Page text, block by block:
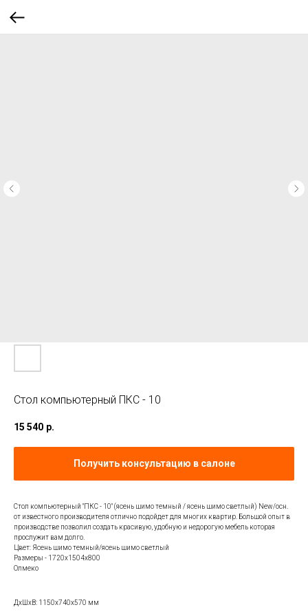
Стол компьютерный ПКС - 10
15 540 р.
Получить консультацию в салоне
Стол компьютерный "ПКС - 10" (ясень шимо темный / ясень шимо светлый) New/осн.
от известного производителя отлично подойдет для многих квартир. Большой опыт в
производстве позволил создать красивую, удобную и недорогую мебель которая
прослужит вам долго.
Цвет: Ясень шимо темный/ясень шимо светлый
Размеры - 1720х1504х800
Олмеко
ДxШxВ: 1150x740x570 мм